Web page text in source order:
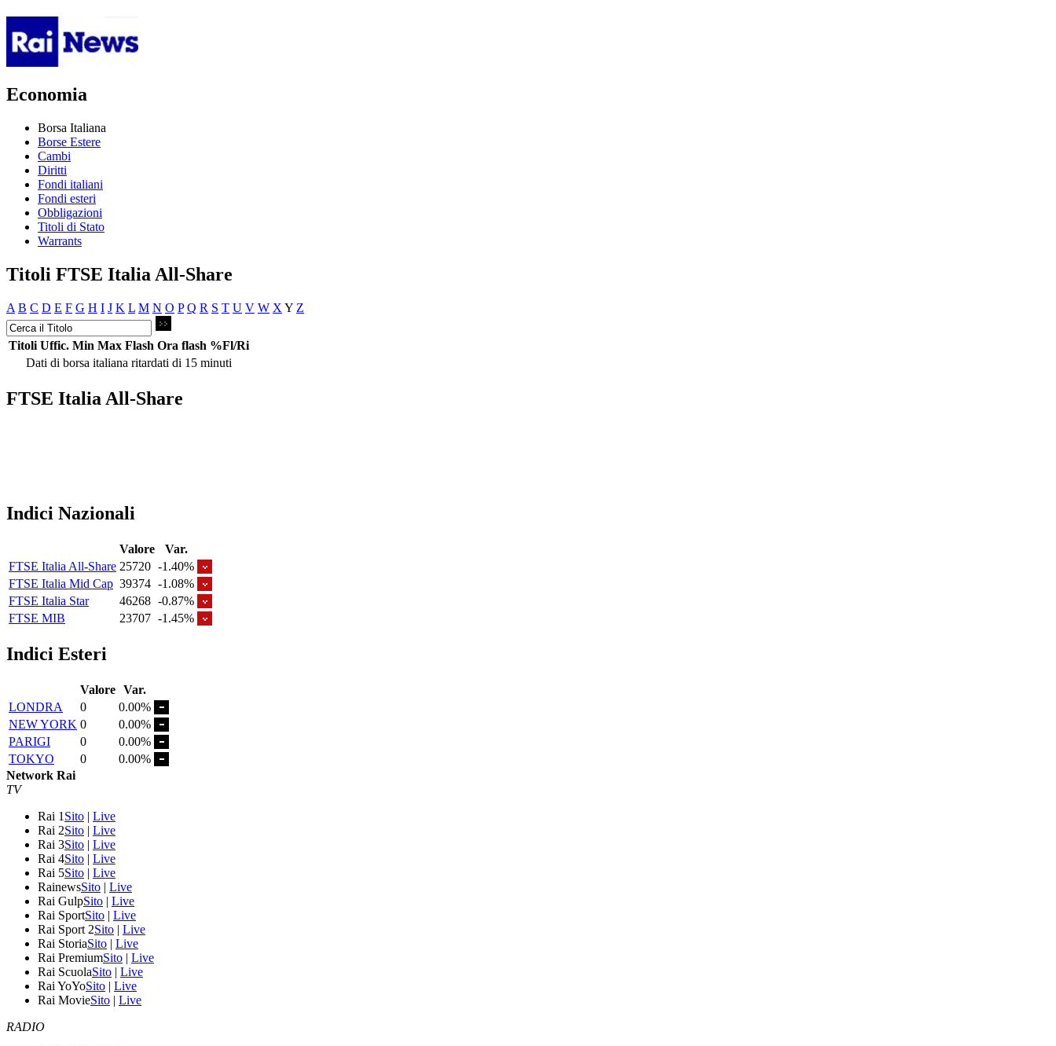
Economia
Borsa Italiana
Borse Estere
Cambi
Diritti
Fondi italiani
Fondi esteri
Obbligazioni
Titoli di Stato
Warrants
Titoli FTSE Italia All-Share
A B C D E F G H I J K L M N O P Q R S T U V W X Y Z
Titoli Uffic. Min Max Flash Ora flash %Fl/Ri
Dati di borsa italiana ritardati di 15 minuti
FTSE Italia All-Share
Indici Nazionali
Valore
Var.
FTSE Italia All-Share 25720 -1.40%
FTSE Italia Mid Cap 39374 -1.08%
FTSE Italia Star
46268 -0.87%
FTSE MIB
23707 -1.45%
Indici Esteri
Valore Var.
LONDRA
0
0.00%
NEW YORK 0
0.00%
PARIGI
0
0.00%
TOKYO
0
0.00%
Network Rai
TV
Rai 1 Sito | Live
Rai 2Sito | Live
Rai 3Sito | Live
Rai 4Sito | Live
Rai 5Sito | Live
RainewsSito | Live
Rai GulpSito | Live
Rai SportSito | Live
Rai Sport 2Sito | Live
Rai StoriaSito | Live
Rai PremiumSito | Live
Rai ScuolaSito | Live
Rai YoYoSito | Live
Rai MovieSito | Live
RADIO